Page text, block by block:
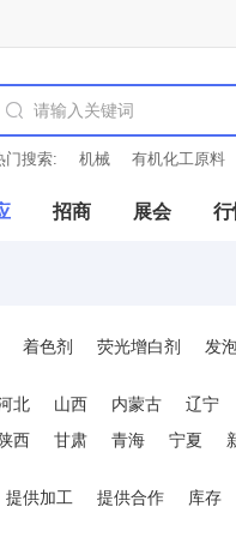
门搜索: 机械 有机化工原料
招商 展会 行
着色剂 荧光增白剂 发
北 山西 内蒙古 辽宁
陕西 甘肃 青海 宁夏
提供加工 提供合作 库存